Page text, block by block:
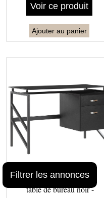
Voir ce produit
Ajouter au panier
table de bureau noir -
Filtrer les annonces